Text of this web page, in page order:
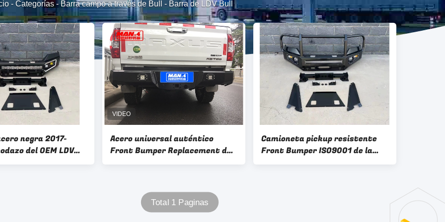
- Categorías-Barra campo a través de Bull - Barra de LDV Bull
negra 2017-
del OEM LDV
de LDV Bull
Acero universal auténtico
Front Bumper Replacement de
la barra T60 de LDV Bull
Camioneta pickup resistente
Front Bumper ISO9001 de la
barra de T60 LDV Bull
Total 1 Paginas